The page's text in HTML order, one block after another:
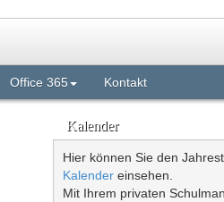
Office 365 Kontakt
Kalender
Hier können Sie den
Kalender einsehen.
Mit Ihrem privaten